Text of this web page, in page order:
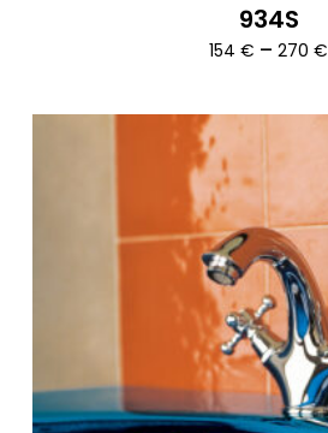
934S
154€ – 270€